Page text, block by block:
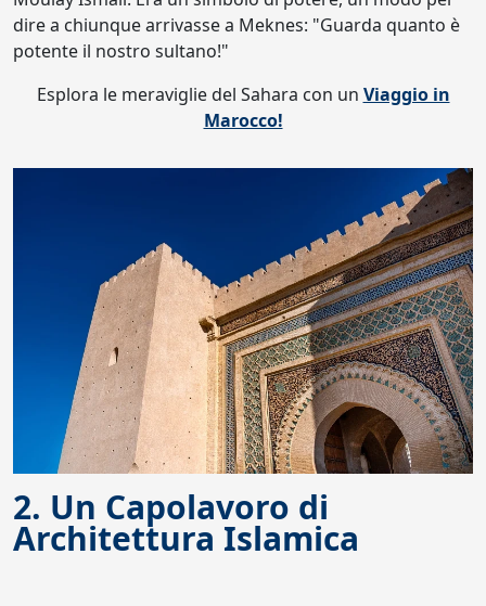
dire a chiunque arrivasse a Meknes: "Guarda quanto è
potente il nostro sultano!"
Esplora le meraviglie del Sahara con un Viaggio in
Marocco!
2. Un Capolavoro di
Architettura Islamica